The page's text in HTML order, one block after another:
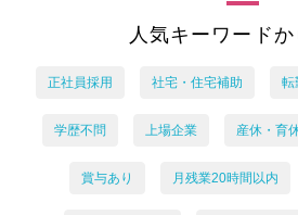
人気キーワード
正社員採用 社宅・住宅補助 転
学歴不問 上場企業 産休・育
賞与あり 月残業20時間以内